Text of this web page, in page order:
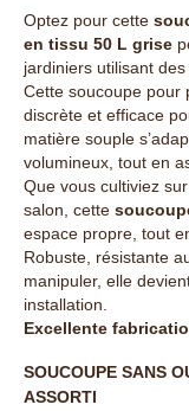
Optez pour cette
en tissu 50 L grise
jardiniers utilisant
Cette soucoupe pour
discrète et efficace
matière souple
volumineux, tout en
Que vous cultiviez
salon, cette
espace propre, tout
Robuste, résistante
manipuler, elle
installation.
Excellente
SOUCOUPE SANS
ASSORTI